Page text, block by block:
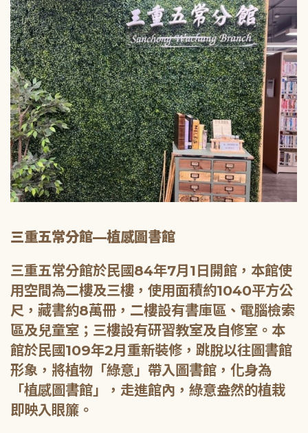
三重五常分館—植感圖書館
三重五常分館於民國84年7月1日開館，本館使
用空間為二樓及三樓，使用面積約1040平方公
尺，藏書約8萬冊，二樓設有書庫區、電腦檢索
區及兒童室；三樓設有研習教室及自修室。本
館於民國109年2月重新裝修，跳脫以往圖書館
形象，將植物「綠意」帶入圖書館，化身為
「植感圖書館」，走進館內，綠意盎然的植栽
即映入眼簾。